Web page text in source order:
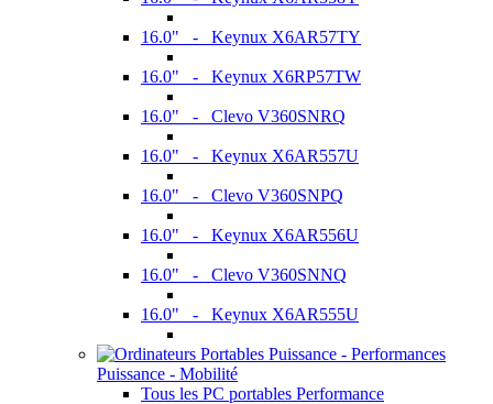
16.0" - Keynux X6AR57TY
16.0" - Keynux X6RP57TW
16.0" - Clevo V360SNRQ
16.0" - Keynux X6AR557U
16.0" - Clevo V360SNPQ
16.0" - Keynux X6AR556U
16.0" - Clevo V360SNNQ
16.0" - Keynux X6AR555U
Puissance - Mobilité
Tous les PC portables Performance